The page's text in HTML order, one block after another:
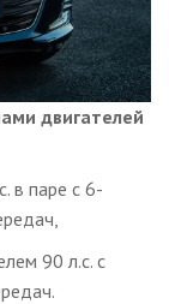
двигателей
в паре с 6-
90 л.с. с